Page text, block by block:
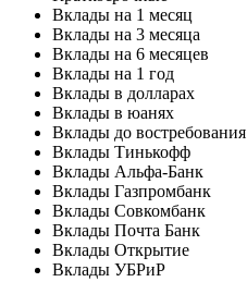
Вклады на 1 месяц
Вклады на 3 месяца
Вклады на 6 месяцев
Вклады на 1 год
Вклады в долларах
Вклады в юанях
Вклады до востребования
Вклады Тинькофф
Вклады Альфа-Банк
Вклады Газпромбанк
Вклады Совкомбанк
Вклады Почта Банк
Вклады Открытие
Вклады УБРиР